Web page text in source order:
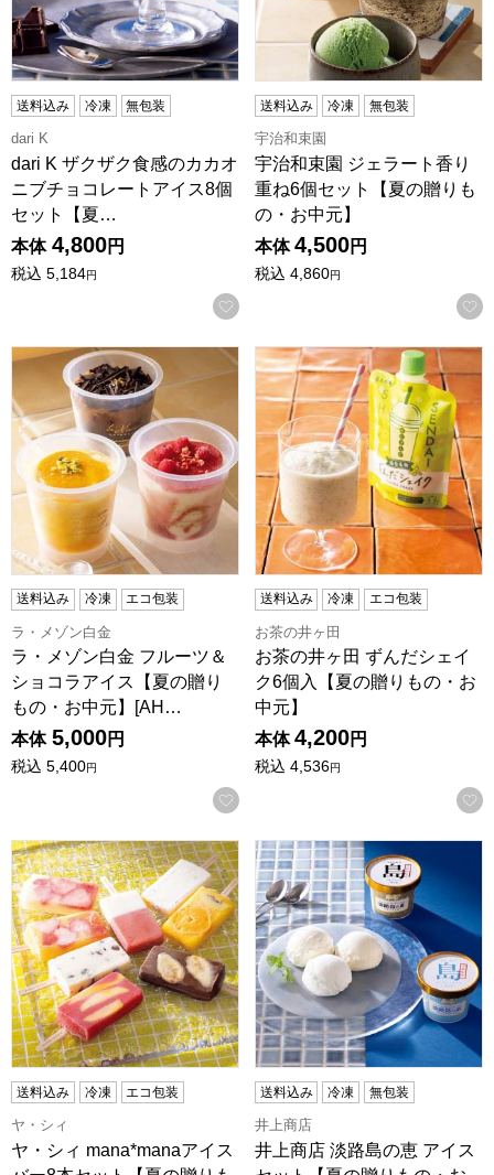
送料込み 冷凍 無包装
dari K
dari K ザクザク食感のカカオ
ニブチョコレートアイス8個
セット【夏…
本体 4,800円
税込 5,184円
お気に入りに登録する
送料込み 冷凍 無包装
宇治和束園
宇治和束園 ジェラート香り
重ね6個セット【夏の贈りも
の・お中元】
本体 4,500円
税込 4,860円
ラ・メゾン白金 フルーツ＆ショコラアイス【夏の贈りもの
送料込み 冷凍 エコ包装
ラ・メゾン白金
ラ・メゾン白金 フルーツ＆
ショコラアイス【夏の贈り
もの・お中元】[AH…
本体 5,000円
税込 5,400円
お気に入りに登録する
お茶の井ヶ田 ずんだシェイ
送料込み 冷凍 エコ包装
お茶の井ヶ田
お茶の井ヶ田 ずんだシェイ
ク6個入【夏の贈りもの・お
中元】
本体 4,200円
税込 4,536円
ヤ・シィ mana*manaアイスバー8本セット【夏の贈りもの
送料込み 冷凍 エコ包装
ヤ・シィ
ヤ・シィ mana*manaアイス
井上商店 淡路島の恵 アイス
送料込み 冷凍 無包装
井上商店
井上商店 淡路島の恵 アイス